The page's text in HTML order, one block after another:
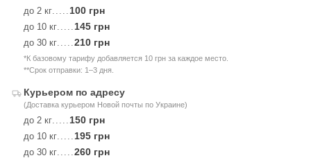
до 2 кг..... 100 грн
до 10 кг..... 145 грн
до 30 кг.....210 грн
*К базовому тарифу добавляется 10 грн за каждое место.
**Срок отправки: 1–3 дня.
Курьером по адресу
(Доставка курьером Новой почты по Украине)
до 2 кг..... 150 грн
до 10 кг..... 195 грн
до 30 кг.....260 грн